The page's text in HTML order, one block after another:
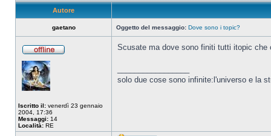
Autore
gaetano Oggetto del messaggio: Dove sono i topic?
Iscritto il: venerdì 23 gennaio
2004, 17:36
Messaggi: 14
Località: RE
Scusate ma dove sono finiti tutti itopic che
solo due cose sono infinite:l'universo e la